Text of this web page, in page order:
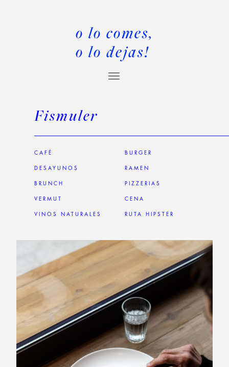
o lo comes,
o lo dejas!
Fismuler
CAFÉ
DESAYUNOS
BRUNCH
VERMUT
VINOS NATURALES
BURGER
RAMEN
PIZZERIAS
CENA
RUTA HIPSTER